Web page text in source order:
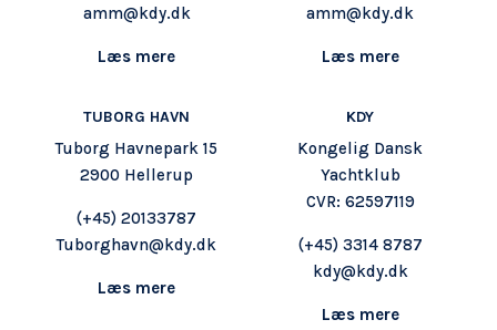
amm@kdy.dk
Læs mere
amm@kdy.dk
Læs mere
TUBORG HAVN
Tuborg Havnepark 15
2900 Hellerup
(+45) 20133787
Tuborghavn@kdy.dk
Læs mere
KDY
Kongelig Dansk
Yachtklub
CVR: 62597119
(+45) 3314 8787
kdy@kdy.dk
Læs mere